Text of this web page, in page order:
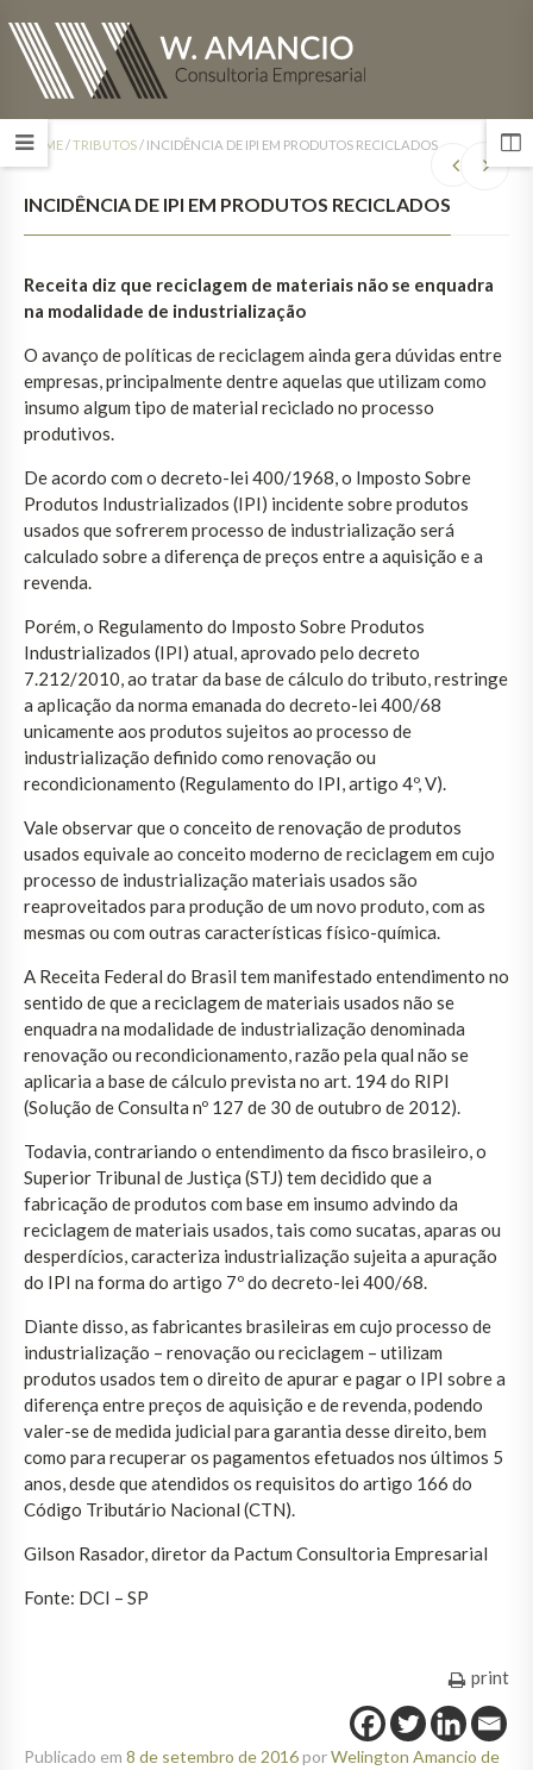
HOME/TRIBUTOS/ INCIDÊNCIA DE IPI EM PRODUTOS RECICLADOS
INCIDÊNCIA DE IPI EM PRODUTOS RECICLADOS
Receita diz que reciclagem de materiais não se enquadra
na modalidade de industrialização
O avanço de políticas de reciclagem ainda gera dúvidas entre
empresas, principalmente dentre aquelas que utilizam como
insumo algum tipo de material reciclado no processo
produtivos.
De acordo com o decreto-lei 400/1968, o Imposto Sobre
Produtos Industrializados (IPI) incidente sobre produtos
usados que sofrerem processo de industrialização será
calculado sobre a diferença de preços entre a aquisição e a
revenda.
Porém, o Regulamento do Imposto Sobre Produtos
Industrializados (IPI) atual, aprovado pelo decreto
7.212/2010, ao tratar da base de cálculo do tributo, restringe
a aplicação da norma emanada do decreto-lei 400/68
unicamente aos produtos sujeitos ao processo de
industrialização definido como renovação ou
recondicionamento (Regulamento do IPI, artigo 4º, V).
Vale observar que o conceito de renovação de produtos
usados equivale ao conceito moderno de reciclagem em cujo
processo de industrialização materiais usados são
reaproveitados para produção de um novo produto, com as
mesmas ou com outras características físico-química.
A Receita Federal do Brasil tem manifestado entendimento no
sentido de que a reciclagem de materiais usados não se
enquadra na modalidade de industrialização denominada
renovação ou recondicionamento, razão pela qual não se
aplicaria a base de cálculo prevista no art. 194 do RIPI
(Solução de Consulta nº 127 de 30 de outubro de 2012).
Todavia, contrariando o entendimento da fisco brasileiro, o
Superior Tribunal de Justiça (STJ) tem decidido que a
fabricação de produtos com base em insumo advindo da
reciclagem de materiais usados, tais como sucatas, aparas ou
desperdícios, caracteriza industrialização sujeita a apuração
do IPI na forma do artigo 7º do decreto-lei 400/68.
Diante disso, as fabricantes brasileiras em cujo processo de
industrialização – renovação ou reciclagem – utilizam
produtos usados tem o direito de apurar e pagar o IPI sobre a
diferença entre preços de aquisição e de revenda, podendo
valer-se de medida judicial para garantia desse direito, bem
como para recuperar os pagamentos efetuados nos últimos 5
anos, desde que atendidos os requisitos do artigo 166 do
Código Tributário Nacional (CTN).
Gilson Rasador, diretor da Pactum Consultoria Empresarial
Fonte: DCI – SP
print
Publicado em 8 de setembro de 2016porWelington Amancio de